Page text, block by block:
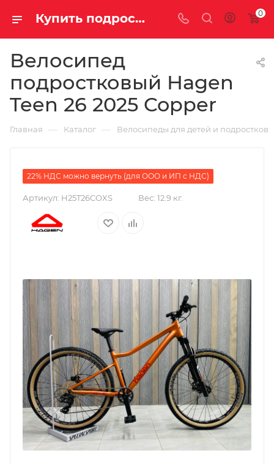
Купить подростковый велосипед Hagen Teen 26 2025 Copper для мальчика или девочки, вес всего грамм с рамой и Дисковые гидравлические тормозами за 47990.00000000 руб. в Саратове и Энгельсе 0
Велосипед
подростковый Hagen
Teen 26 2025 Copper
Главная — Каталог — Велосипеды для детей и подростков
22% НДС можно вернуть (для ООО и ИП с НДС)
Артикул: H25T26COXS Вес: 12.9 кг.